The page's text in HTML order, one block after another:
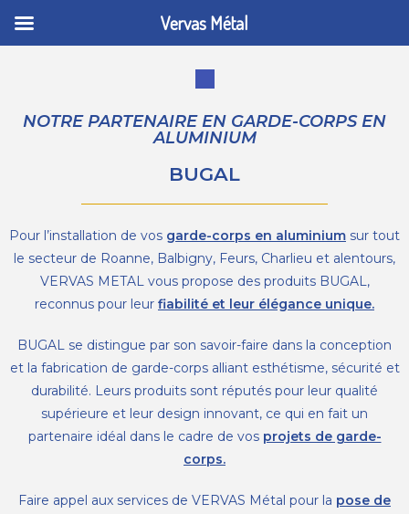
NOTRE PARTENAIRE EN GARDE-CORPS EN
ALUMINIUM
BUGAL
Pour l’installation de vos garde-corps en aluminium sur tout
le secteur de Roanne, Balbigny, Feurs, Charlieu et alentours,
VERVAS METAL vous propose des produits BUGAL,
reconnus pour leur fiabilité et leur élégance unique.
BUGAL se distingue par son savoir-faire dans la conception
et la fabrication de garde-corps alliant esthétisme, sécurité et
durabilité. Leurs produits sont réputés pour leur qualité
supérieure et leur design innovant, ce qui en fait un
partenaire idéal dans le cadre de vos projets de garde-
corps.
Faire appel aux services de VERVAS Métal pour la pose de
Vervas Métal